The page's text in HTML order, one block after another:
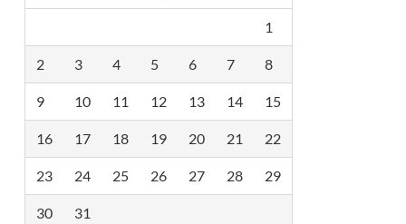
1
2 3 4 5 6 7 8
9 10 11 12 13 14 15
16 17 18 19 20 21 22
23 24 25 26 27 28 29
30 31